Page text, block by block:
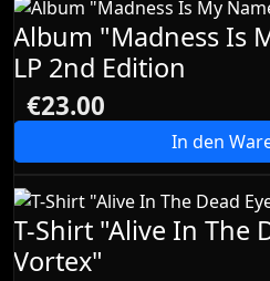
Album "Madness Is
LP 2nd Edition
€23.00
In den
T-Shirt "Alive In The
Vortex"